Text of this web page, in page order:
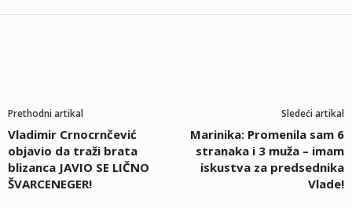
Prethodni artikal
Vladimir Crnocrnčević
objavio da traži brata
blizanca JAVIO SE LIČNO
ŠVARCENEGER!
Sledeći artikal
Marinika: Promenila sam 6
stranaka i 3 muža – imam
iskustva za predsednika
Vlade!